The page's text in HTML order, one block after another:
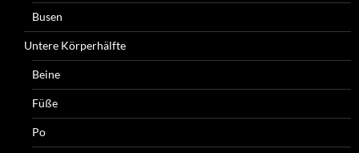
Busen
Untere Körperhälfte
Beine
Füße
Po